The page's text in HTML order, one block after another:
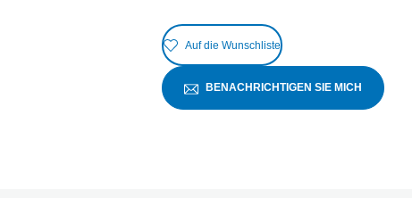
Auf die Wunschliste
BENACHRICHTIGEN SIE MICH